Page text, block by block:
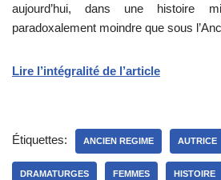
aujourd’hui, dans une histoire
paradoxalement moindre que sous
Lire l’intégralité de l’article
Étiquettes: ANCIEN REGIME AUTRICE
DRAMATURGES FEMMES HISTOIRE